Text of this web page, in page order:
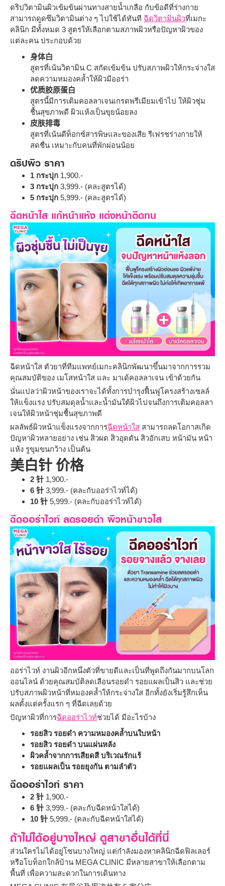
ดริปวิตามินผิวเข้มข้นผ่านทางสายน้ำเกลือ กับข้อดีที่ร่างกาย
สามารถดูดซึมวิตามินต่าง ๆ ไปใช้ได้ทันที ฉีดวิตามินผิวที่เมกะ
คลินิก มีทั้งหมด 3 สูตรให้เลือกตามสภาพผิวหรือปัญหาผิวของ
แต่ละคน ประกอบด้วย
身体白
สูตรที่เน้นวิตามิน C สกัดเข้มข้น ปรับสภาพผิวให้กระจ่างใส
ลดความหมองคล้ำให้ผิวมีออร่า
优质胶原蛋白
สูตรนี้มีการเติมคอลลาเจนเกรดพรีเมียมเข้าไป ให้ผิวชุ่ม
ชื้นสุขภาพดี ผิวแห้งเป็นขุยน้อยลง
皮肤排毒
สูตรที่เน้นดีท็อกซ์สารพิษและของเสีย รีเฟรชร่างกายให้
สดชื่น เหมาะกับคนที่พักผ่อนน้อย
ดริปผิว ราคา
1 กระปุก 1,900.-
3 กระปุก 3,999.- (คละสูตรได้)
5 กระปุก 5,999.- (คละสูตรได้)
ฉีดหน้าใส แก้หน้าแห้ง แต่งหน้าติดทน
ฉีดหน้าใส ตัวยาที่ทีมแพทย์เมกะคลินิกพัฒนาขึ้นมาจากการรวม
คุณสมบัติของ เมโสหน้าใส และ มาเด้คอลลาเจน เข้าด้วยกัน
นั่นแปลว่าผิวหน้าของเราจะได้ทั้งการบำรุงฟื้นฟูโครงสร้างเซลล์
ให้แข็งแรง ปรับสมดุลน้ำและน้ำมันใต้ผิวไปจนถึงการเติมคอลลา
เจนให้ผิวหน้าชุ่มชื้นสุขภาพดี
ผลลัพธ์ผิวหน้าแข็งแรงจากการฉีดหน้าใส สามารถลดโอกาสเกิด
ปัญหาผิวหลายอย่าง เช่น สิวผด สิวอุดตัน สิวอักเสบ หน้ามัน หน้า
แห้ง รูขุมขนกว้าง เป็นต้น
美白针 价格
2 针 1,900.-
6 针 3,999.- (คละกับออร่าไวท์ได้)
10 针 5,999.- (คละกับออร่าไวท์ได้)
ฉีดออร่าไวท์ ลดรอยดำ ผิวหน้าขาวใส
ออร่าไวท์ งานผิวอีกหนึ่งตัวที่ขายดีและเป็นที่พูดถึงกันมากบนโลก
ออนไลน์ ด้วยคุณสมบัติลดเลือนรอยดำ รอยแผลเป็นสิว และช่วย
ปรับสภาพผิวหน้าที่หมองคล้ำให้กระจ่างใส อีกทั้งยังเริ่มรู้สึกเห็น
ผลตั้งแต่ครั้งแรก ๆ ที่ฉีดเลยด้วย
ปัญหาผิวที่การฉีดออร่าไวท์ช่วยได้ มีอะไรบ้าง
รอยสิว รอยดำ ความหมองคล้ำบนใบหน้า
รอยสิว รอยดำ บนแผ่นหลัง
ผิวคล้ำจากการเสียดสี บริเวณรักแร้
รอยแผลเป็น รอยยุงกัน ตามลำตัว
ฉีดออร่าไวท์ ราคา
2 针 1,900.-
6 针 3,999.- (คละกับฉีดหน้าใสได้)
10 针 5,999.- (คละกับฉีดหน้าใสได้)
ถ้าไม่ได้อยู่บางใหญ่ ดูสาขาอื่นได้ที่นี่
ส่วนใครไม่ได้อยู่โซนบางใหญ่ แต่กำลังมองหาคลินิกฉีดฟิลเลอร์
หรือโบท็อกใกล้บ้าน MEGA CLINIC มีหลายสาขาให้เลือกตาม
พื้นที่ เพื่อความสะดวกในการเดินทาง